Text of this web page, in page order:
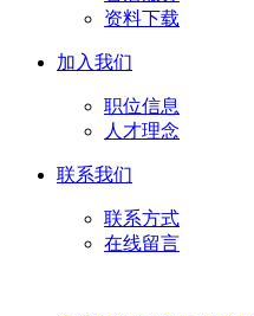
资料下载
加入我们
职位信息
人才理念
联系我们
联系方式
在线留言